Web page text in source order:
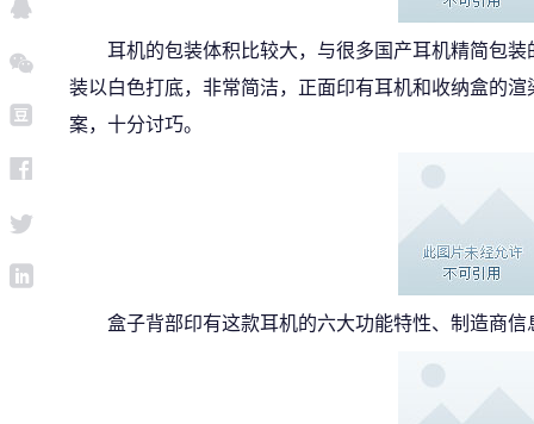
耳机的包装体积比较大，与很多国产耳机精简包
装以白色打底，非常简洁，正面印有耳机和收纳盒的
案，十分讨巧。
盒子背部印有这款耳机的六大功能特性、制造商